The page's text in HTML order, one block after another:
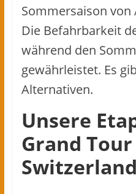
Sommersaison
Die Befahrbarkeit
während den
gewährleistet. Es
Alternativen.
Unsere
Grand
Switzerland